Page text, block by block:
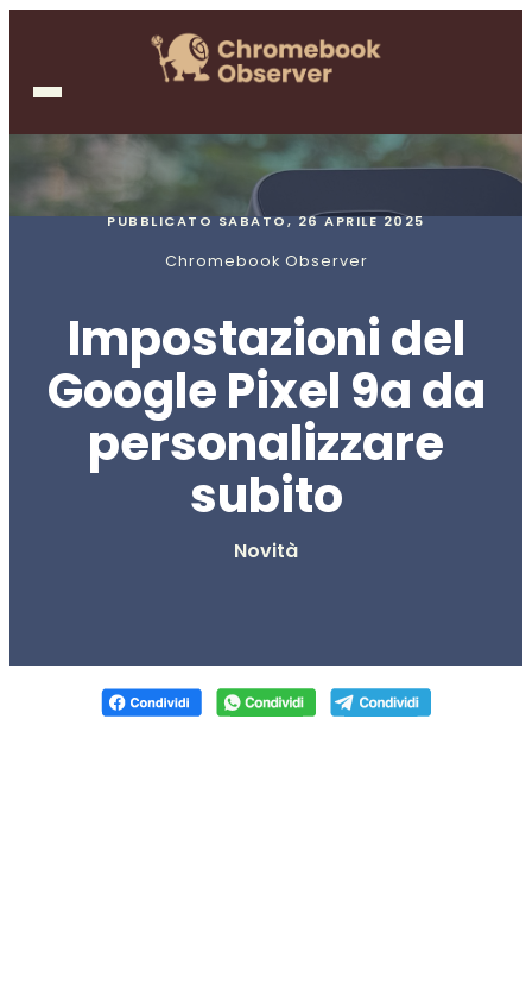
PUBBLICATOSABATO, 26 APRILE 2025
Chromebook Observer
Impostazioni del
Google Pixel 9a da
personalizzare
subito
Novità